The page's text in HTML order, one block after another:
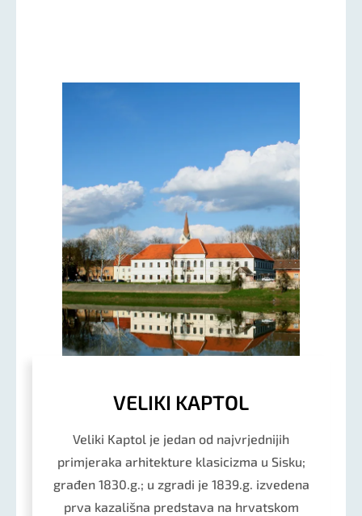
VELIKI KAPTOL
Veliki Kaptol je jedan od najvrjednijih
primjeraka arhitekture klasicizma u Sisku;
građen 1830.g.; u zgradi je 1839.g. izvedena
prva kazališna predstava na hrvatskom